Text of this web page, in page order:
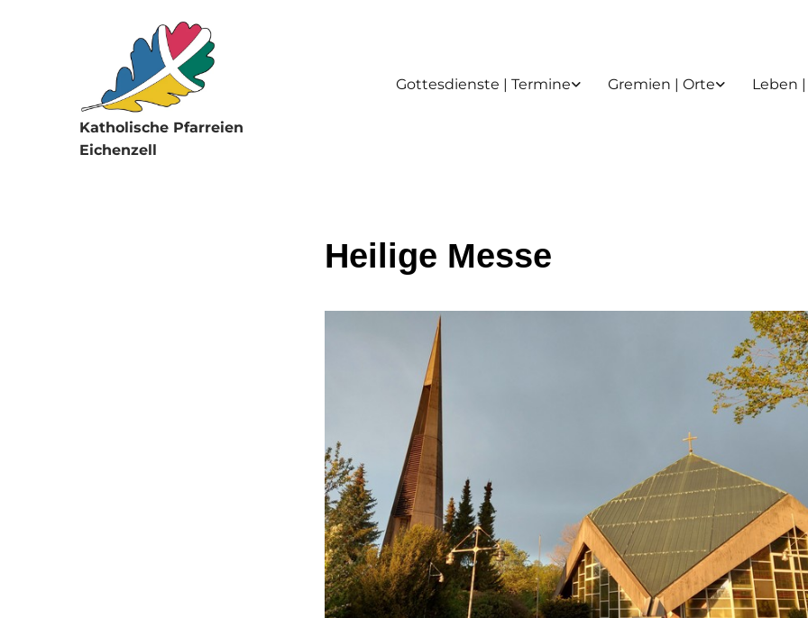
Katholische Pfarreien
Eichenzell
Gottesdienste | Termine Gremien | Orte Leben
Heilige Messe